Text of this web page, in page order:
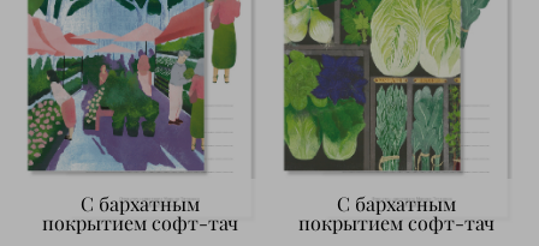
С бархатным
покрытием софт-тач
С бархатным
покрытием софт-тач